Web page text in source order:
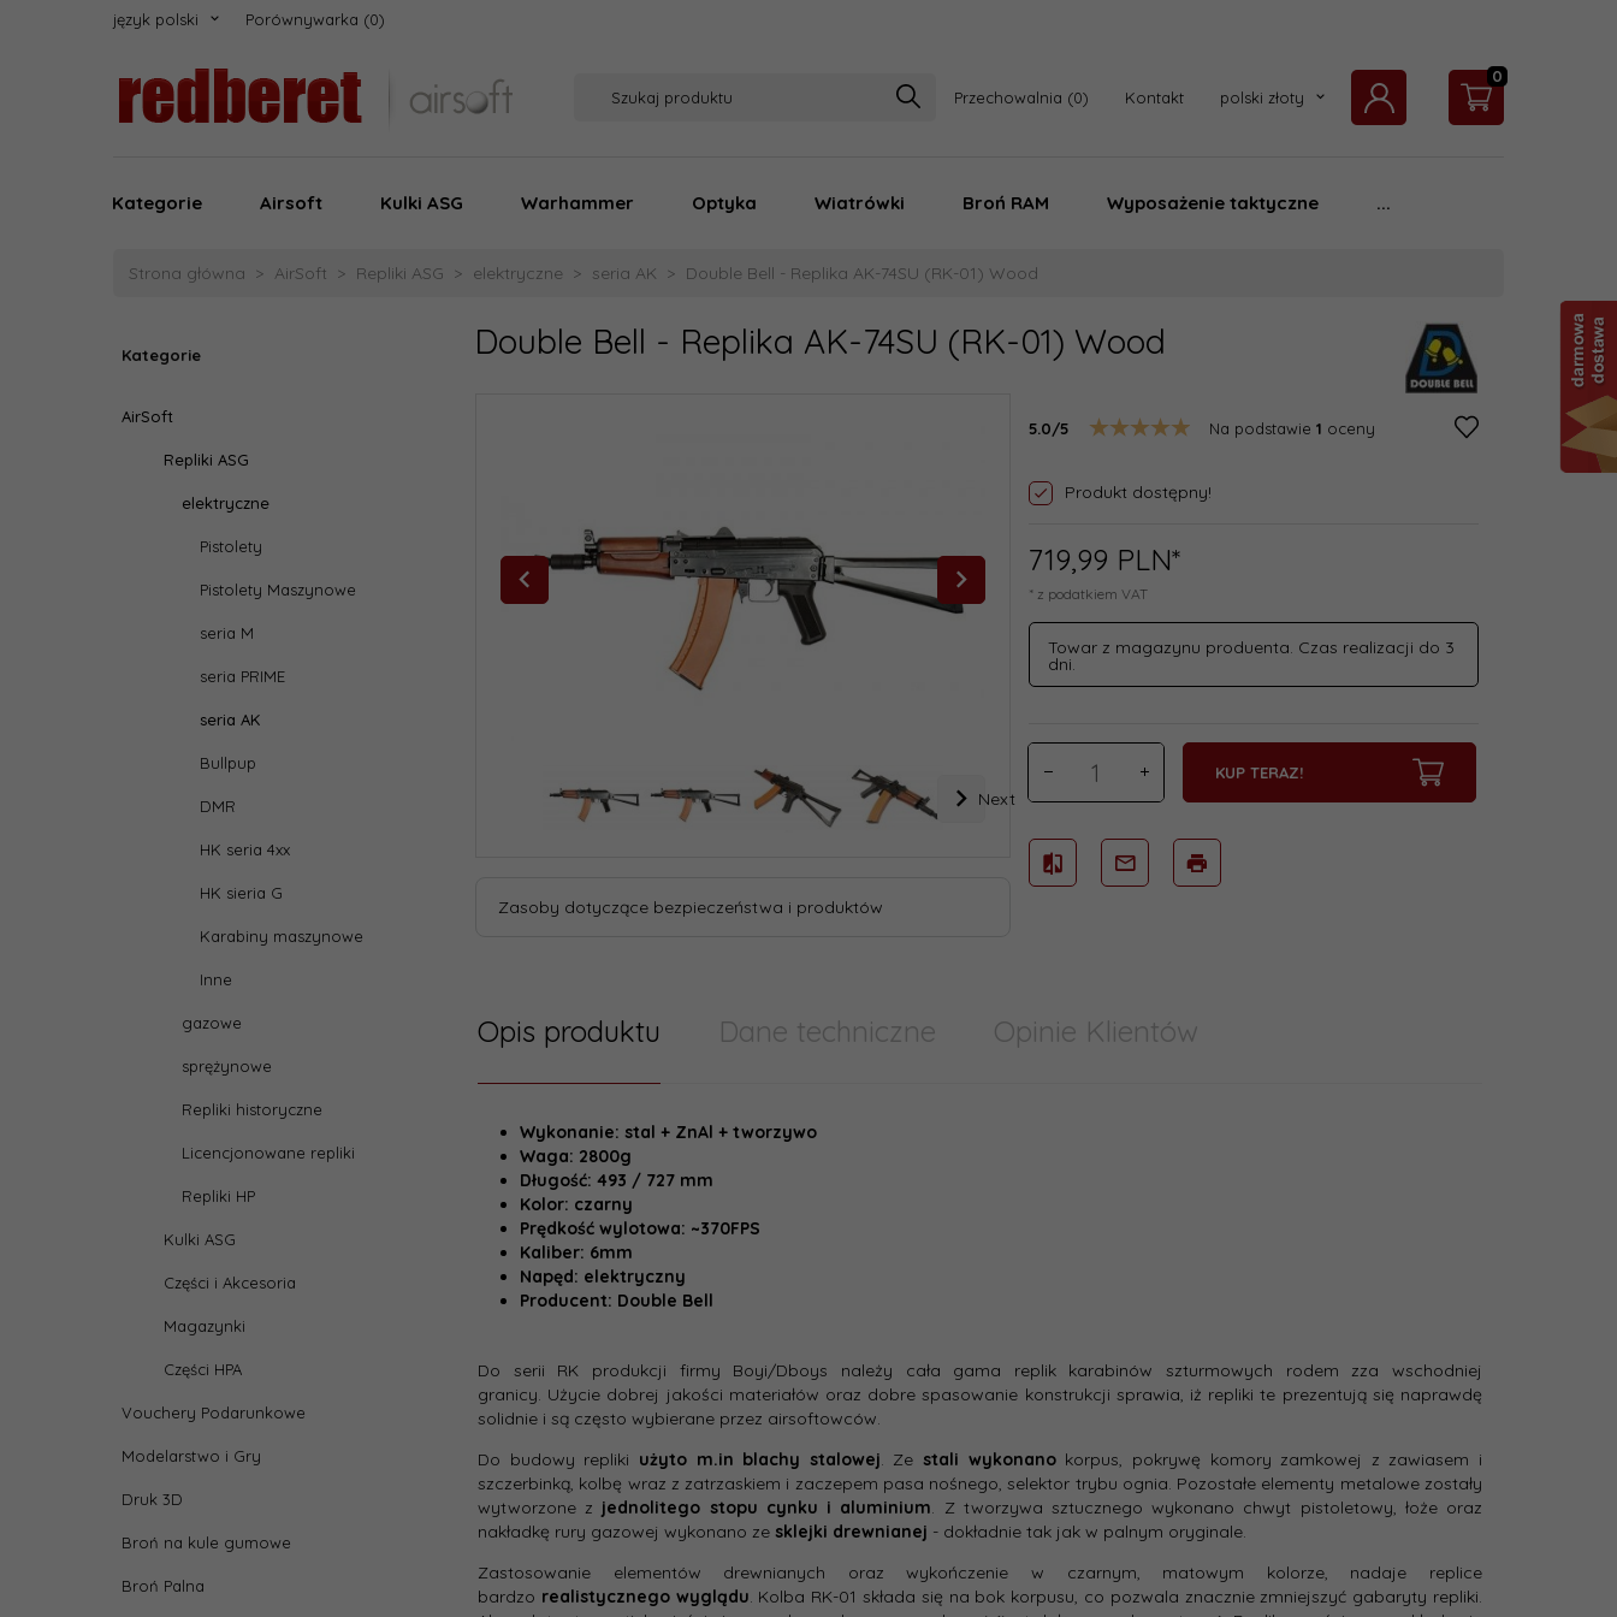
język polski Porównywarka
Przechowalnia Kontakt currency_h
polski złoty
0
Kategorie Airsoft Kulki ASG Warhammer Optyka Wiatrówki Broń RAM Wyposażenie taktyczne ...
Strona główna AirSoft Repliki ASG elektryczne seria AK Double Bell - Replika AK-74SU (RK-01) Wood
Kategorie
AirSoft
Repliki ASG
elektryczne
Pistolety
Pistolety Maszynowe
seria M
seria PRIME
seria AK
Bullpup
DMR
HK seria 4xx
HK sieria G
Karabiny maszynowe
Inne
gazowe
sprężynowe
Repliki historyczne
Licencjonowane repliki
Repliki HP
Kulki ASG
Części i Akcesoria
Magazynki
Części HPA
Vouchery Podarunkowe
Modelarstwo i Gry
Druk 3D
Broń na kule gumowe
Broń Palna
Double Bell - Replika AK-74SU (RK-01) Wood
Next
Zasoby dotyczące bezpieczeństwa i produktów
5.0/5 Na podstawie 1 oceny
Produkt dostępny!
719,99 PLN*
* z podatkiem VAT
Towar z magazynu produenta. Czas realizacji do 3
dni.
KUP TERAZ!
Opis produktu Dane techniczne Opinie Klientów
Wykonanie: stal + ZnAl + tworzywo
Waga: 2800g
Długość: 493 / 727 mm
Kolor: czarny
Prędkość wylotowa: ~370FPS
Kaliber: 6mm
Napęd: elektryczny
Producent: Double Bell
Do serii RK produkcji firmy Boyi/Dboys należy cała gama replik karabinów szturmowych rodem zza wschodniej
granicy. Użycie dobrej jakości materiałów oraz dobre spasowanie konstrukcji sprawia, iż repliki te prezentują się naprawdę
solidnie i są często wybierane przez airsoftowców.
Do budowy repliki użyto m.in blachy stalowej. Ze stali wykonanokorpus, pokrywę komory zamkowej z zawiasem i
szczerbinką, kolbę wraz z zatrzaskiem i zaczepem pasa nośnego, selektor trybu ognia. Pozostałe elementy metalowe zostały
wytworzone z jednolitego stopu cynku i aluminium. Z tworzywa sztucznego wykonano chwyt pistoletowy, łoże oraz
nakładkę rury gazowej wykonano ze sklejki drewnianej - dokładnie tak jak w palnym oryginale.
Zastosowanie elementów drewnianych oraz wykończenie w czarnym, matowym kolorze, nadaje replice
bardzo realistycznego wyglądu. Kolba RK-01 składa się na bok korpusu, co pozwala znacznie zmniejszyć gabaryty repliki.
Dane techniczne
Wysyłka
w::
1 do 3 dni
Producent: Double Bell
System
szybkiej
Nie
Materiał
korpusu:
Metal
elektronika:
Nie